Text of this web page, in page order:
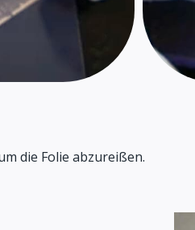
die Folie abzureißen.